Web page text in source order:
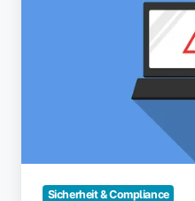
Sicherheit & Compliance